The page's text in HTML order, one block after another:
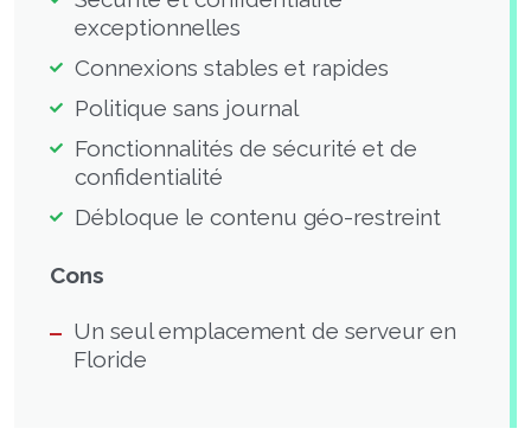
exceptionnelles
Connexions stables et rapides
Politique sans journal
Fonctionnalités de sécurité et de
confidentialité
Débloque le contenu géo-restreint
Cons
Un seul emplacement de serveur en
Floride